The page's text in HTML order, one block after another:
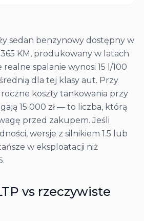
sedan benzynowy dostępny w
KM, produkowany w latach
realne spalanie wynosi 15 l/100
dla tej klasy aut. Przy
roczne koszty tankowania przy
15 000 zł — to liczba, którą
przed zakupem. Jeśli
wersje z silnikiem 1.5 lub
w eksploatacji niż
vs rzeczywiste